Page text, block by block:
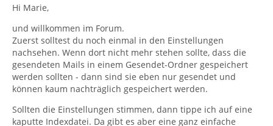
Hi Marie,
und willkommen im Forum.
Zuerst solltest du noch einmal in den Einstellungen
nachsehen. Wenn dort nicht mehr stehen sollte, dass die
gesendeten Mails in einem Gesendet-Ordner gespeichert
werden sollten - dann sind sie eben nur gesendet und
können kaum nachträglich gespeichert werden.
Sollten die Einstellungen stimmen, dann tippe ich auf eine
kaputte Indexdatei. Da gibt es aber eine ganz einfache